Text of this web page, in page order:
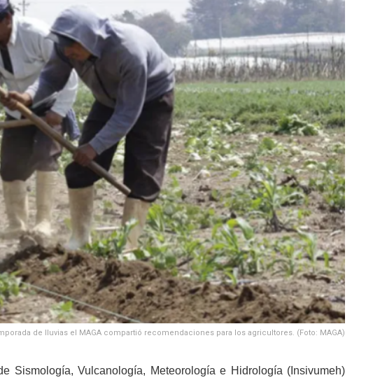
de lluvias el MAGA compartió recomendaciones para los agricultores. (Foto: MAGA)
Sismología, Vulcanología, Meteorología e Hidrología (Insivumeh)